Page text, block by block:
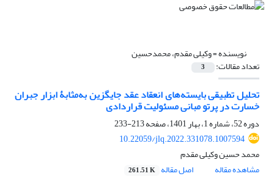
نویسنده =وکیلی مقدم، محمدحسین
تعداد مقالات: 3
تحلیل تطبیقی بایسته‌های انعقاد عقد جایگزین به‌مثابۀ ابزار جبران
‏خسارت در پرتو مبانی مسئولیت قراردادی
دوره 52، شماره 1، بهار 1401، صفحه
213-233
10.22059/jlq.2022.331078.1007594
محمد حسین وکیلی مقدم
مشاهده مقاله
اصل مقاله 261.51 K